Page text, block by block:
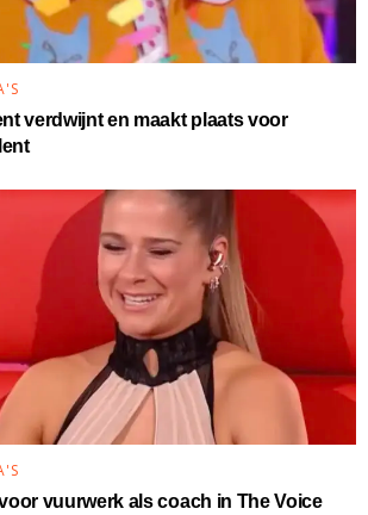
verdwijnt en maakt plaats voor
vuurwerk als coach in The Voice